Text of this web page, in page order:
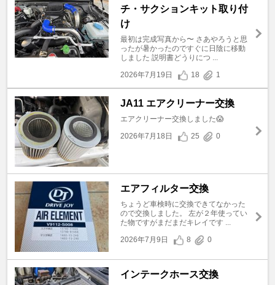
チ・サクションキット取り付
け
最初は完成写真から〜 さあやろうと思
ったが暑かったのですぐに日陰に移動
しました 説明書どうりにつ ...
2026年7月19日
18 1
JA11 エアクリーナー交換
エアクリーナー交換しました😱
2026年7月18日
25 0
エアフィルター交換
ちょうど車検時に交換できてなかった
ので交換しました。 左が２年使ってい
た物ですがまだまだキレイです ...
2026年7月9日
8 0
インテークホース交換